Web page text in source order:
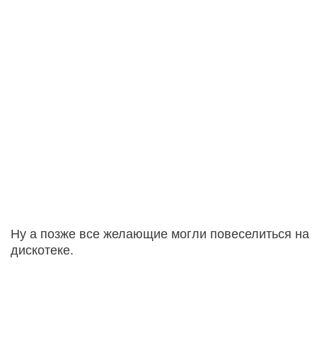
Ну а позже все желающие могли повеселиться на
дискотеке.